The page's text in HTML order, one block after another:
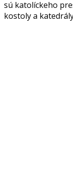
sú katolíckeho
kostoly a